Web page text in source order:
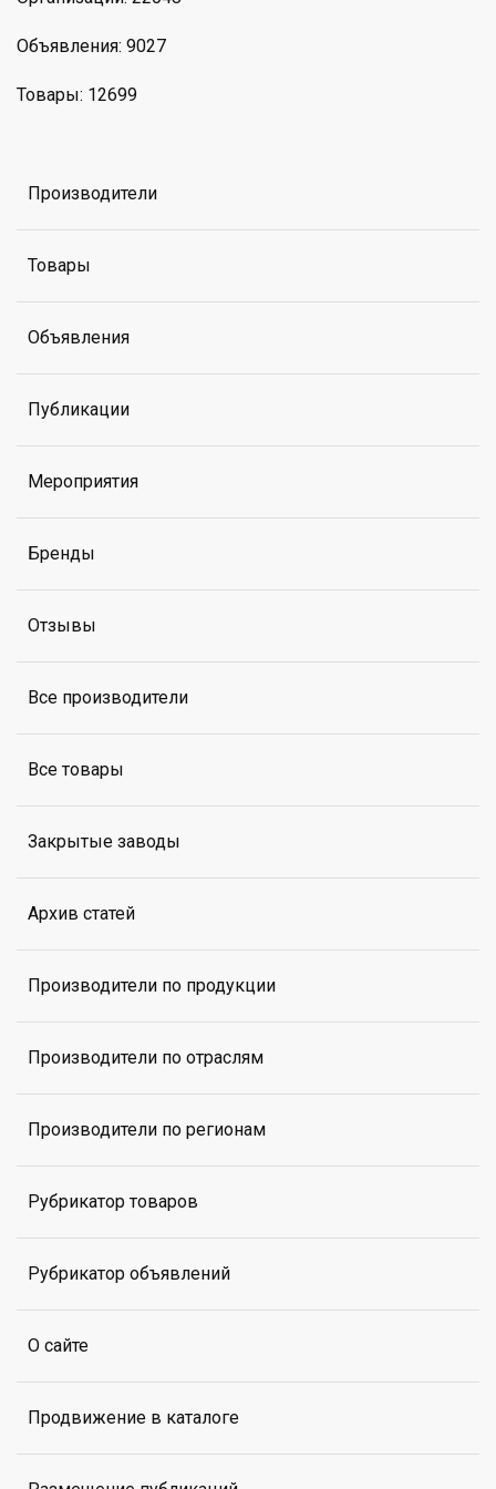
Объявления: 9027
Товары: 12699
Производители
Товары
Объявления
Публикации
Мероприятия
Бренды
Отзывы
Все производители
Все товары
Закрытые заводы
Архив статей
Производители по продукции
Производители по отраслям
Производители по регионам
Рубрикатор товаров
Рубрикатор объявлений
О сайте
Продвижение в каталоге